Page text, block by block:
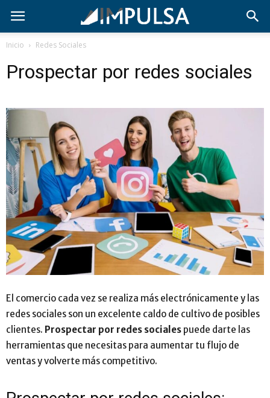
Inicio Redes Sociales
Prospectar por redes sociales
El comercio cada vez se realiza más electrónicamente y las
redes sociales son un excelente caldo de cultivo de posibles
clientes. Prospectar por redes sociales puede darte las
herramientas que necesitas para aumentar tu flujo de
ventas y volverte más competitivo.